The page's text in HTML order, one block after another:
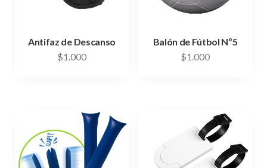
Antifaz de Descanso
$1.000
Balón de Fútbol Nº5
$1.000